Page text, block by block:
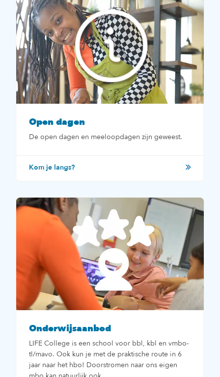
Open dagen
De open dagen en meeloopdagen zijn geweest.
Kom je langs?
Onderwijsaanbod
LIFE College is een school voor bbl, kbl en vmbo-
tl/mavo. Ook kun je met de praktische route in 6
jaar naar het hbo! Doorstromen naar ons eigen